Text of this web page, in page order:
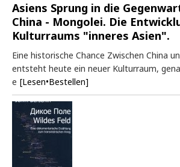
Asiens Sprung in die
China - Mongolei. Die
Kulturraums "inneres Asien".
Eine historische Chance Zwischen China
entsteht heute ein neuer Kulturraum,
e [Lesen•Bestellen]